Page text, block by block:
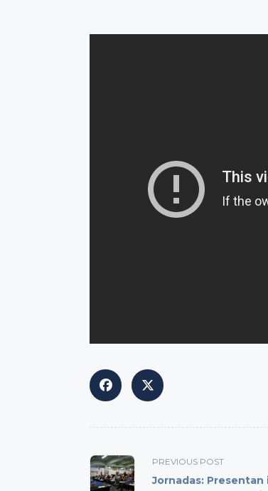
<span
class="nav-
subtitle
PREVIOUS POST
Jornadas: